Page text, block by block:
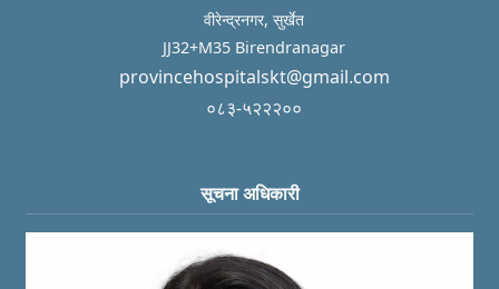
वीरेन्द्रनगर, सुर्खेत
JJ32+M35 Birendranagar
provincehospitalskt@gmail.com
०८३-५२२२००
सूचना अधिकारी